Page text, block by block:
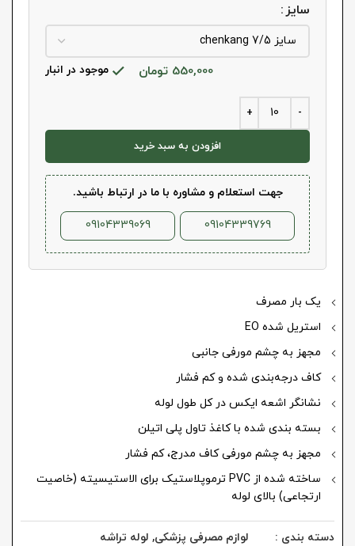
یک بار مصرف
استریل شده EO
مجهز به چشم مورفی جانبی
کاف درجه‌بندی شده و کم فشار
نشانگر اشعه ایکس در کل طول لوله
بسته بندی شده با کاغذ تاول پلی اتیلن
مجهز به چشم مورفی کاف مدرج، کم فشار
ساخته شده از PVC ترموپلاستیک برای الاستیسیته (خاصیت
ارتجاعی) بالای لوله
دسته بندی : لوازم مصرفی پزشکی, لوله تراشه
سایز
550,000 تومان موجود در انبار
افزودن به سبد خرید
جهت استعلام و مشاوره با ما در ارتباط باشید.
09104339769
09104339069